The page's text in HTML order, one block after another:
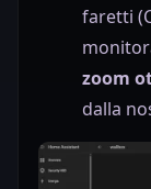
faretti
zoom
dalla